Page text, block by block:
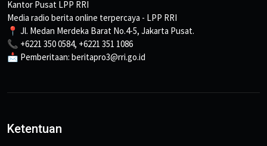
Kantor Pusat LPP RRI
Media radio berita online terpercaya - LPP RRI
📍 Jl. Medan Merdeka Barat No.4-5, Jakarta Pusat.
📞 +6221 350 0584, +6221 351 1086
📩 Pemberitaan: beritapro3@rri.go.id
Ketentuan